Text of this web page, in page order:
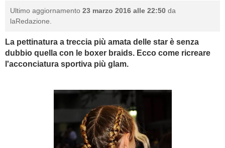
DEFINIZIONI
GASTRONOMIA
Ultimo aggiornamento 23 marzo 2016 alle 22:50 da
laRedazione.
La pettinatura a treccia più amata delle star è senza
dubbio quella con le boxer braids. Ecco come ricreare
l'acconciatura sportiva più glam.